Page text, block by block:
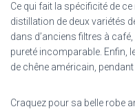
Ce qui fait la spécificité de ce
distillation de deux variétés
dans d’anciens filtres à
pureté incomparable. Enfin,
de chêne américain, pendant
Craquez pour sa belle robe